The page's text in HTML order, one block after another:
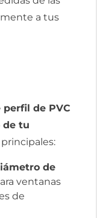
a tus
de PVC
de tu
de
ventanas
de